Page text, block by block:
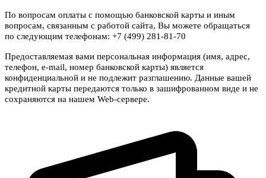
По вопросам оплаты с помощью банковской карты и иным
вопросам, связанным с работой сайта, Вы можете обращаться
по следующим телефонам: +7 (499) 281-81-70
Предоставляемая вами персональная информация (имя, адрес,
телефон, e-mail, номер банковской карты) является
конфиденциальной и не подлежит разглашению. Данные вашей
кредитной карты передаются только в зашифрованном виде и не
сохраняются на нашем Web-сервере.